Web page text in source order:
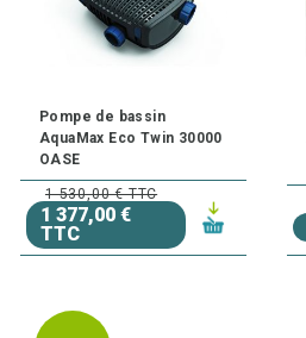
Pompe de bassin
AquaMax Eco Twin 30000
OASE
1 530,00 € TTC
1 377,00 €
TTC